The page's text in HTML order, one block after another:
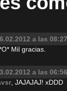
a las 08:27
*O* Mil gracias.
a las 06:56
, JAJAJAJ! xDDD